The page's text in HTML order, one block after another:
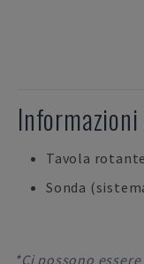
Tavola
Sonda
*Ci possono